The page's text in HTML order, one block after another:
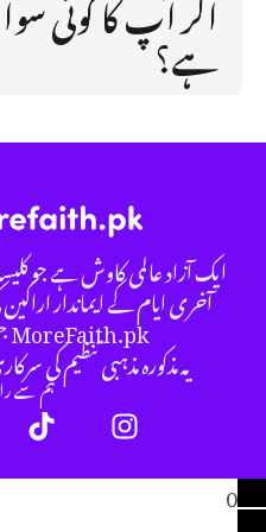
ہے؟
ایک آزاد عالمی کاوش ہے جو
آخری ایام کے ایماندار
MoreFaith.pk جملہ حقوق محفوظ ہیں۔
یہ مذکورہ مذہبی تنظیم
ہم سے
0